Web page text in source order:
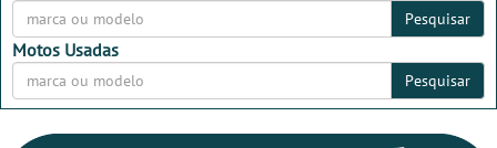
Pesquisar
Motos Usadas
Pesquisar